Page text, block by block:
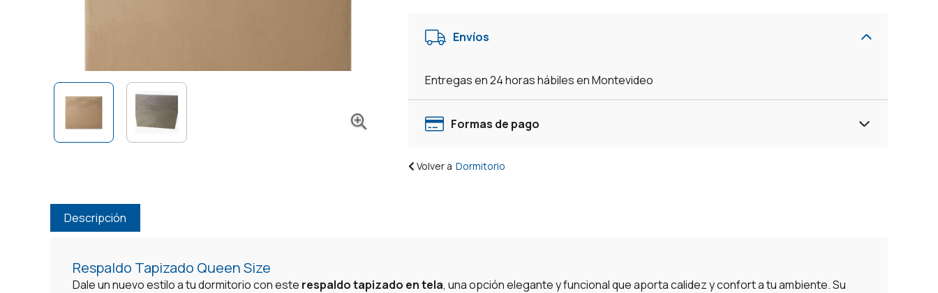
Envíos
Entregas en 24 horas hábiles en Montevideo
Formas de pago
Volver a Dormitorio
Descripción
Respaldo Tapizado Queen Size
Dale un nuevo estilo a tu dormitorio con este respaldo tapizado en tela, una opción elegante y funcional que aporta calidez y confort a tu ambiente. Su